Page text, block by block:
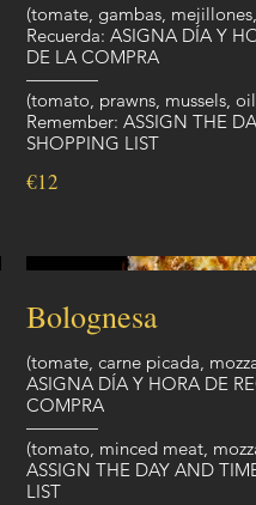
(tomate, gambas,
Recuerda: ASIGNA DÍA Y
DE LA COMPRA
————
(tomato, prawns, mussels,
Remember: ASSIGN THE
SHOPPING LIST
€12
Bolognesa
(tomate, carne picada,
ASIGNA DÍA Y HORA DE
COMPRA
————
(tomato, minced meat,
ASSIGN THE DAY AND
LIST